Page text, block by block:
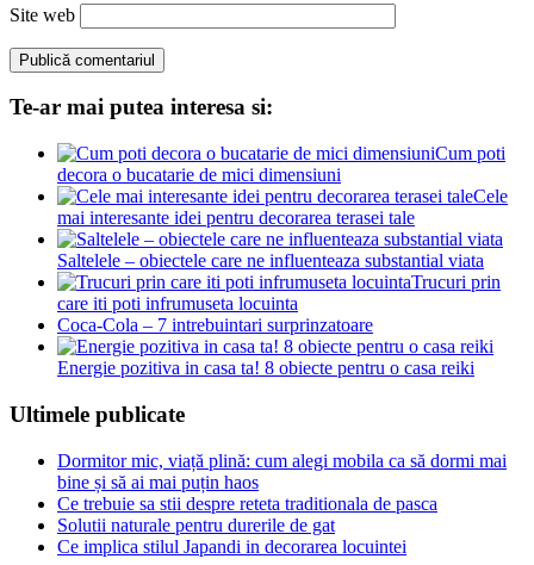
Site web
Te-ar mai putea interesa si:
Cum poti
decora o bucatarie de mici dimensiuni
Cele
mai interesante idei pentru decorarea terasei tale
Saltelele – obiectele care ne influenteaza substantial viata
Trucuri prin
care iti poti infrumuseta locuinta
Coca-Cola – 7 intrebuintari surprinzatoare
Energie pozitiva in casa ta! 8 obiecte pentru o casa reiki
Ultimele publicate
Dormitor mic, viață plină: cum alegi mobila ca să dormi mai
bine și să ai mai puțin haos
Ce trebuie sa stii despre reteta traditionala de pasca
Solutii naturale pentru durerile de gat
Ce implica stilul Japandi in decorarea locuintei